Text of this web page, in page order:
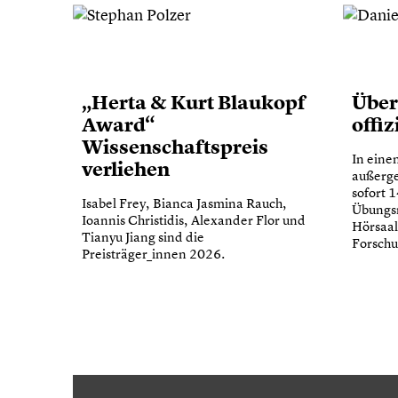
„Herta & Kurt Blaukopf
Award“
Wissenschaftspreis
verliehen
Isabel Frey, Bianca Jasmina Rauch,
Ioannis Christidis, Alexander Flor und
Tianyu Jiang sind die
Preisträger_innen 2026.
In
sofort